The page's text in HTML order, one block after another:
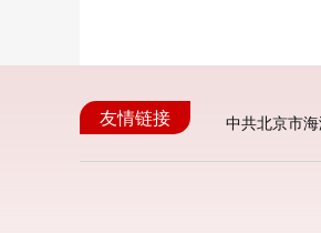
友情链接 中共北京市